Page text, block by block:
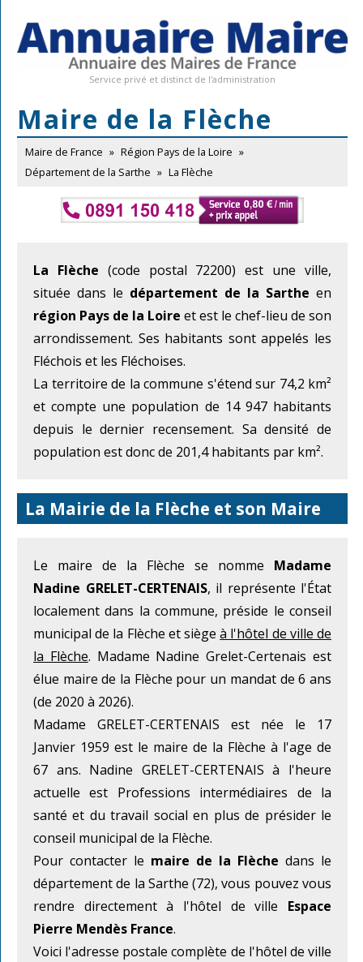
Service privé et distinct de l'administration
Maire de la Flèche
Maire de France » Région Pays de la Loire »
Département de la Sarthe » La Flèche
La Flèche (code postal 72200) est une ville,
située dans le département de la Sarthe en
région Pays de la Loire et est le chef-lieu de son
arrondissement. Ses habitants sont appelés les
Fléchois et les Fléchoises.
La territoire de la commune s'étend sur 74,2 km²
et compte une population de 14 947 habitants
depuis le dernier recensement. Sa densité de
population est donc de 201,4 habitants par km².
La Mairie de la Flèche et son Maire
Le maire de la Flèche se nomme Madame
Nadine GRELET-CERTENAIS, il représente l'État
localement dans la commune, préside le conseil
municipal de la Flèche et siègeà l'hôtel de ville de
la Flèche. Madame Nadine Grelet-Certenais est
élue maire de la Flèche pour un mandat de 6 ans
(de 2020 à 2026).
Madame GRELET-CERTENAIS est née le 17
Janvier 1959 est le maire de la Flèche à l'age de
67 ans. Nadine GRELET-CERTENAIS à l'heure
actuelle est Professions intermédiaires de la
santé et du travail social en plus de présider le
conseil municipal de la Flèche.
Pour contacter le maire de la Flèche dans le
département de la Sarthe (72), vous pouvez vous
rendre directement à l'hôtel de ville Espace
Pierre Mendès France.
Voici l'adresse postale complète de l'hôtel de ville